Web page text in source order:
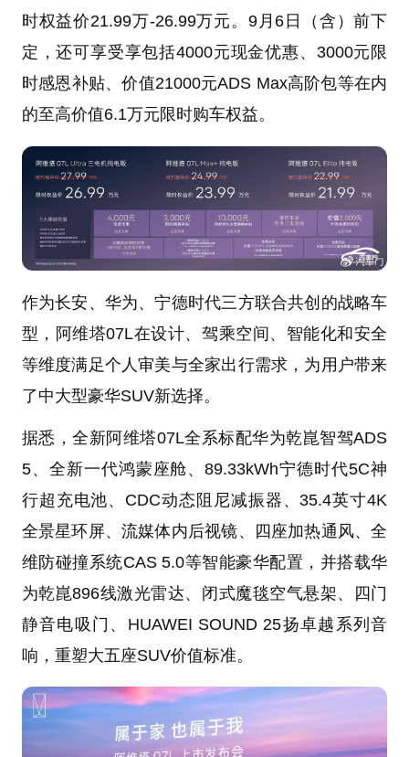
时权益价21.99万-26.99万元。9月6日（含）前下
定，还可享受享包括4000元现金优惠、3000元限
时感恩补贴、价值21000元ADS Max高阶包等在内
的至高价值6.1万元限时购车权益。
作为长安、华为、宁德时代三方联合共创的战略车
型，阿维塔07L在设计、驾乘空间、智能化和安全
等维度满足个人审美与全家出行需求，为用户带来
了中大型豪华SUV新选择。
据悉，全新阿维塔07L全系标配华为乾崑智驾ADS
5、全新一代鸿蒙座舱、89.33kWh宁德时代5C神
行超充电池、CDC动态阻尼减振器、35.4英寸4K
全景星环屏、流媒体内后视镜、四座加热通风、全
维防碰撞系统CAS 5.0等智能豪华配置，并搭载华
为乾崑896线激光雷达、闭式魔毯空气悬架、四门
静音电吸门、HUAWEI SOUND 25扬卓越系列音
响，重塑大五座SUV价值标准。